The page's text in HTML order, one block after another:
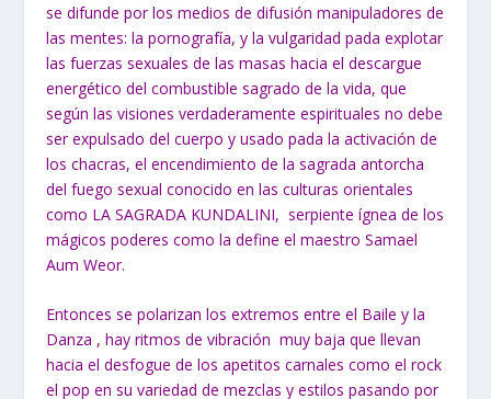
se difunde por los medios de difusión manipuladores de
las mentes: la pornografía, y la vulgaridad pada explotar
las fuerzas sexuales de las masas hacia el descargue
energético del combustible sagrado de la vida, que
según las visiones verdaderamente espirituales no debe
ser expulsado del cuerpo y usado pada la activación de
los chacras, el encendimiento de la sagrada antorcha
del fuego sexual conocido en las culturas orientales
como LA SAGRADA KUNDALINI, serpiente ígnea de los
mágicos poderes como la define el maestro Samael
Aum Weor.
Entonces se polarizan los extremos entre el Baile y la
Danza , hay ritmos de vibración muy baja que llevan
hacia el desfogue de los apetitos carnales como el rock
el pop en su variedad de mezclas y estilos pasando por